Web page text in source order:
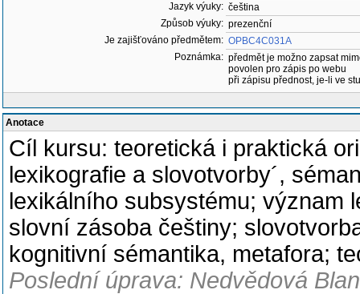
Jazyk výuky: čeština
Způsob výuky: prezenční
Je zajišťováno předmětem: OPBC4C031A
Poznámka: předmět je možno zapsat
povolen pro zápis po webu
při zápisu přednost, je-li ve
Anotace
Cíl kursu: teoretická i praktická
lexikografie a slovotvorby´,
lexikálního subsystému; význam
slovní zásoba češtiny;
kognitivní sémantika, metafora;
Poslední úprava: Nedvědová